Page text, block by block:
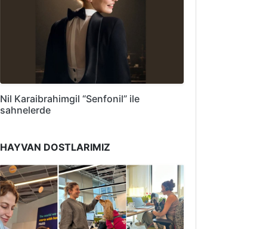
Nil Karaibrahimgil “Senfonil” ile
sahnelerde
HAYVAN DOSTLARIMIZ